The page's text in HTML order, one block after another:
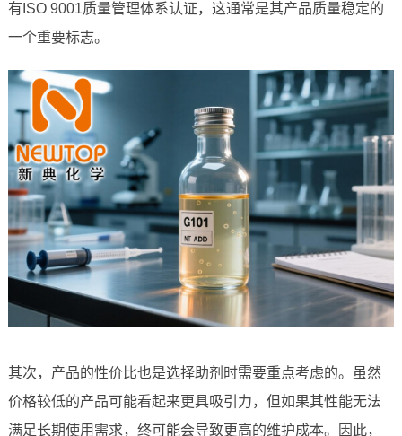
有ISO 9001质量管理体系认证，这通常是其产品质量稳定的
一个重要标志。
其次，产品的性价比也是选择助剂时需要重点考虑的。虽然
价格较低的产品可能看起来更具吸引力，但如果其性能无法
满足长期使用需求，终可能会导致更高的维护成本。因此，